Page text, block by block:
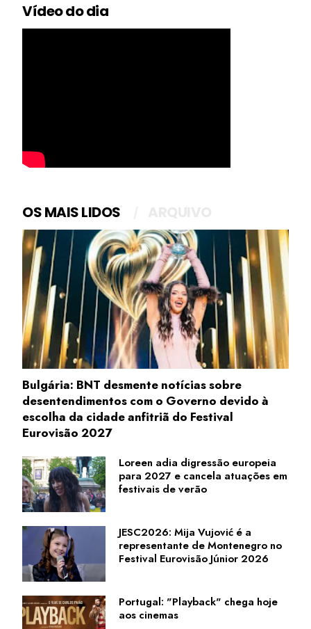
Vídeo do dia
OS MAIS LIDOS
Bulgária: BNT desmente notícias sobre
desentendimentos com o Governo devido à
escolha da cidade anfitriã do Festival
Eurovisão 2027
Loreen adia digressão europeia
para 2027 e cancela atuações em
festivais de verão
JESC2026: Mija Vujović é a
representante de Montenegro no
Festival Eurovisão Júnior 2026
Portugal: "Playback" chega hoje
aos cinemas